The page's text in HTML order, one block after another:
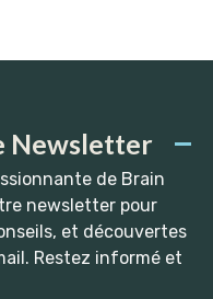
Newsletter
de Brain
newsletter pour
et découvertes
Restez informé et